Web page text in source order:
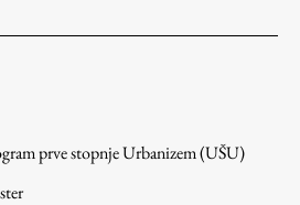
prve stopnje Urbanizem (UŠU)